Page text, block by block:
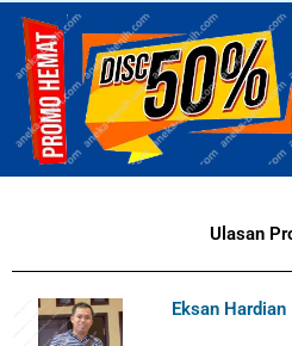
Ulasan
Eksan Hardian